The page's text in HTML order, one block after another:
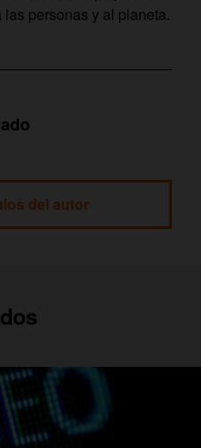
personas y al planeta.
del autor